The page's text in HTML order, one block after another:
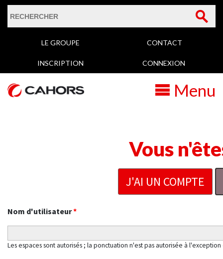
Formulaire de
recherche
LE GROUPE CONTACT
INSCRIPTION CONNEXION
Menu
Vous
J'AI UN COMPTE
Nom d'utilisateur*
Les espaces sont autorisés ; la ponctuation n'est pas autorisée à